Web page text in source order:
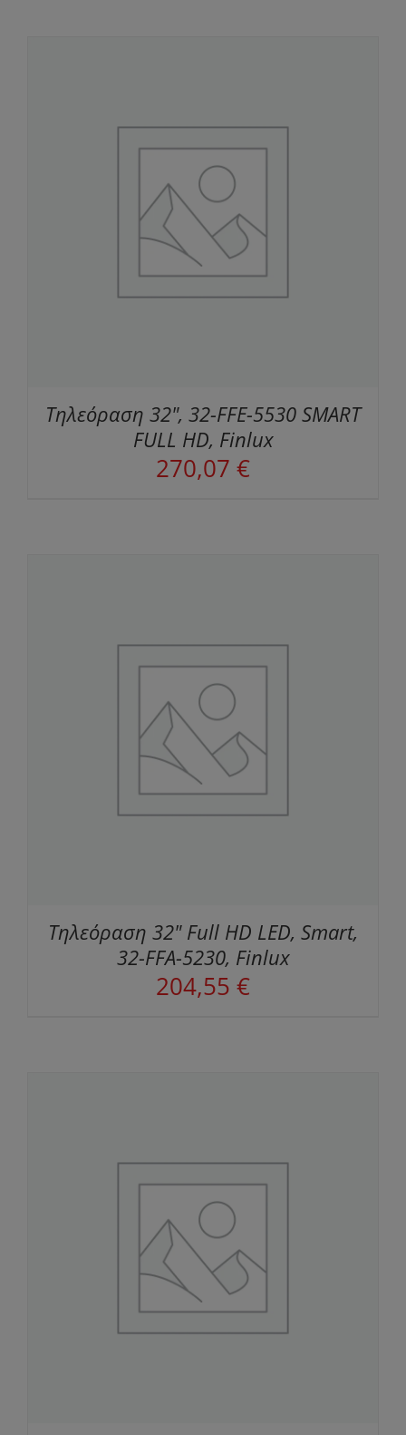
Τηλεόραση 32", 32-FFE-5530 SMART
FULL HD, Finlux
270,07 €
Τηλεόραση 32" Full HD LED, Smart,
32-FFA-5230, Finlux
204,55 €